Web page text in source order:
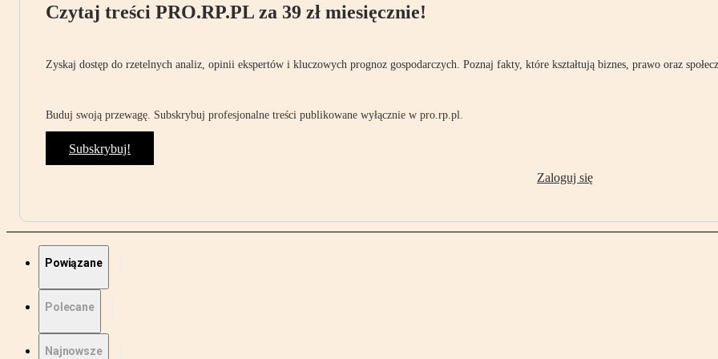
Czytaj treści PRO.RP.PL za 39 zł miesięcznie!
Zyskaj dostęp do rzetelnych analiz, opinii ekspertów i kluczowych prognoz gospodarczych. Poznaj fakty, które kształtują biznes, prawo oraz
Buduj swoją przewagę. Subskrybuj profesjonalne treści publikowane wyłącznie w pro.rp.pl.
Subskrybuj!
Zaloguj się
Powiązane
Polecane
Najnowsze